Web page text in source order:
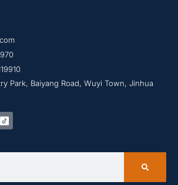
Park, Baiyang Road, Wuyi Town, Jinhua